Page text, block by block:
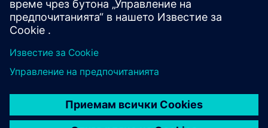
Достъп до SQL Database